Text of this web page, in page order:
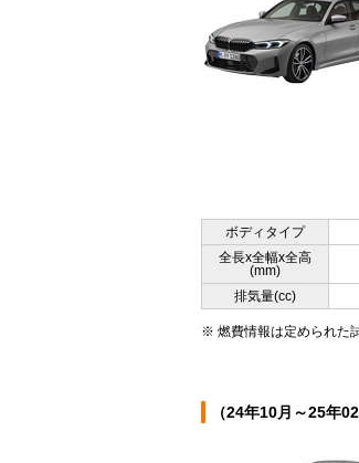
ボディタイプ
全長x全幅x全高
(mm)
排気量(cc)
※ 燃費情報は定められた
（24年10月～25年